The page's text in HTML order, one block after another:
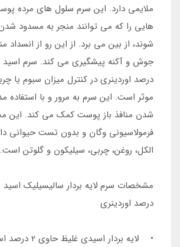
ملایمی دارد. این سرم سلول های مرده
هایی را که می توانند منجر به مسدود
شوند، از بین می برد. از این رو از انسداد
درصد اوردینری در کنترل میزان سبوم یا
موثر است. این سرم به مرور و با استفاده
شدن منافذ باز پوست کمک می کند. این
فرمولاسیونی وگان و بدون تست حیوانی
الکل، روغن، چربی، سیلیکون و گلوتن است.
درصد اوردینری
• لایه بردار اسیدی غلیظ حاوی 2 درصد اسید سالیسیلیک